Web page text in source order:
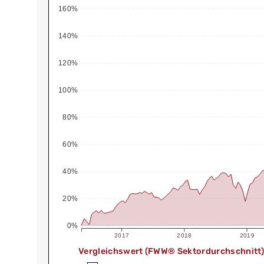
2017 2018 2019
0%
20%
40%
60%
80%
100%
120%
140%
160%
Vergleichswert (FWW® Sektordurchschnitt)